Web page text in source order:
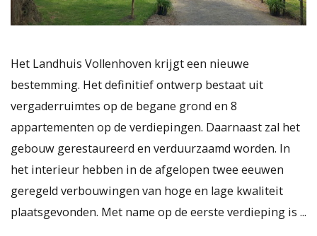
Het Landhuis Vollenhoven krijgt een nieuwe
bestemming. Het definitief ontwerp bestaat uit
vergaderruimtes op de begane grond en 8
appartementen op de verdiepingen. Daarnaast zal het
gebouw gerestaureerd en verduurzaamd worden. In
het interieur hebben in de afgelopen twee eeuwen
geregeld verbouwingen van hoge en lage kwaliteit
plaatsgevonden. Met name op de eerste verdieping is ...